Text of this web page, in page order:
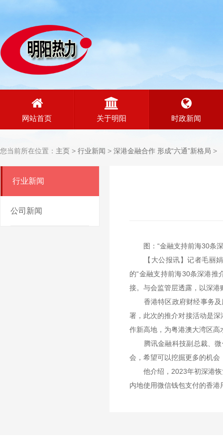
网站首页 关于明阳 时政新闻
您当前所在位置： 主页 > 行业新闻 > 深港金融合作 形成“六通”新格局 >
行业新闻
公司新闻
图：“金融支持前海30条深
【大公报讯】记者毛丽娟
的“金融支持前海30条深港推
接。与会监管层透露，以深港
香港特区政府财经事务及
署，此次的推介对接活动是
作新高地，为粤港澳大湾区高
腾讯金融科技副总裁、微
会，希望可以挖掘更多的机
他介绍，2023年初深港恢
内地使用微信钱包支付的香